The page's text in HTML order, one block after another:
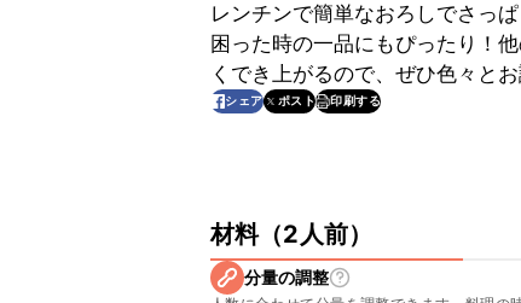
レンチンで簡単なおろしでさっ
困った時の一品にもぴったり！
くでき上がるので、ぜひ色々とお
シェア ポスト 印刷する
材料（2人前）
分量の調整